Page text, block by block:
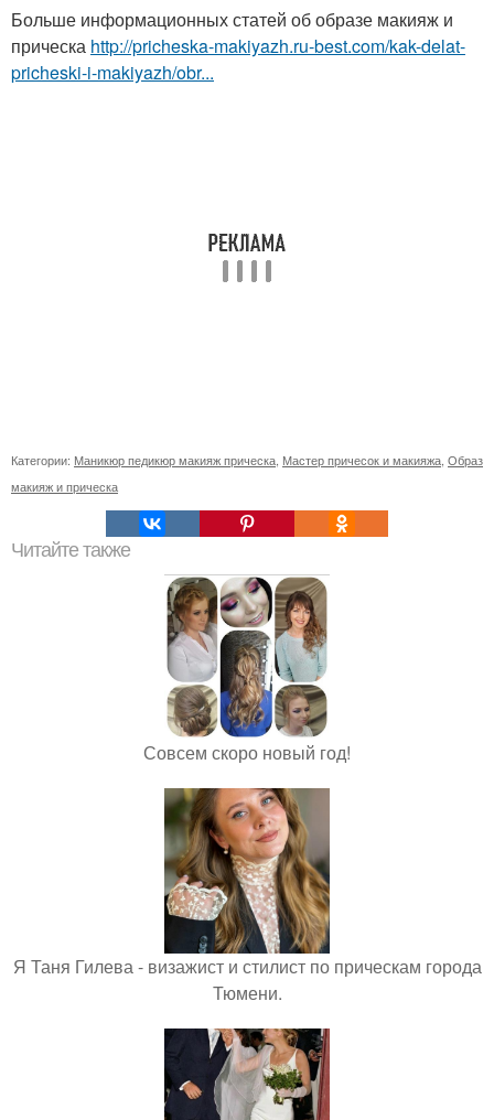
Больше информационных статей об образе макияж и
прическа http://pricheska-makiyazh.ru-best.com/kak-delat-
pricheski-i-makiyazh/obr...
Категории: Маникюр педикюр макияж прическа, Мастер причесок и макияжа, Образ
макияж и прическа
Читайте также
Совсем скоро новый год!
Я Таня Гилева - визажист и стилист по прическам города
Тюмени.